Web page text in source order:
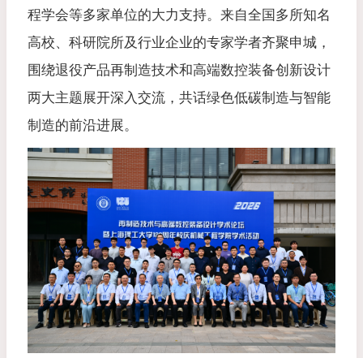
程学会等多家单位的大力支持。来自全国多所知名
高校、科研院所及行业企业的专家学者齐聚申城，
围绕退役产品再制造技术和高端数控装备创新设计
两大主题展开深入交流，共话绿色低碳制造与智能
制造的前沿进展。